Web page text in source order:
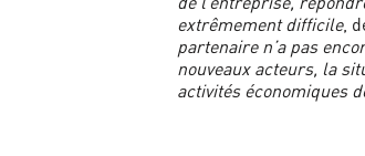
extrêmement difficile,
partenaire n’a pas
nouveaux acteurs, la
activités économiques